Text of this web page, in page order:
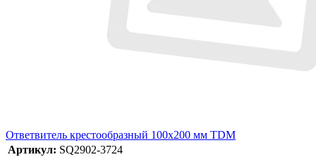
Ответвитель крестообразный 100х200 мм TDM
Артикул: SQ2902-3724